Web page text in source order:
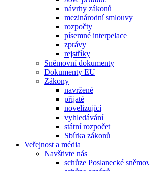
návrhy zákonů
mezinárodní smlouvy
rozpočty
písemné interpelace
zprávy
rejstříky
Sněmovní dokumenty
Dokumenty EU
Zákony
navržené
přijaté
novelizující
vyhledávání
státní rozpočet
Sbírka zákonů
Veřejnost a média
Navštivte nás
schůze Poslanecké